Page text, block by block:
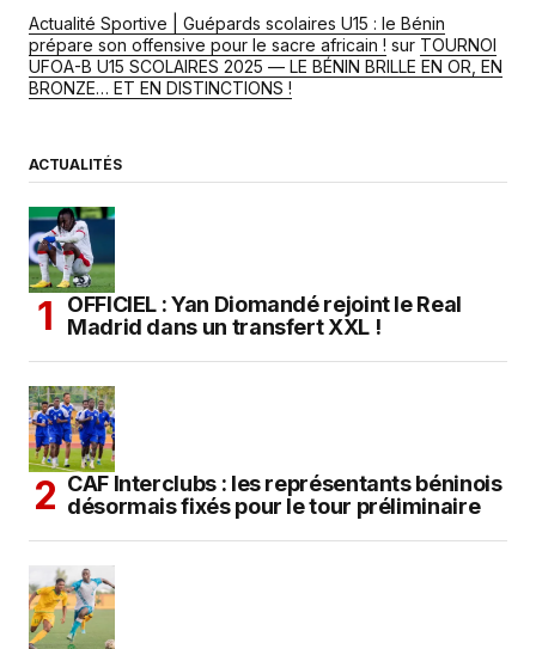
Actualité Sportive | Guépards scolaires U15 : le Bénin
prépare son offensive pour le sacre africain ! sur TOURNOI
UFOA-B U15 SCOLAIRES 2025 — LE BÉNIN BRILLE EN OR, EN
BRONZE… ET EN DISTINCTIONS !
ACTUALITÉS
OFFICIEL : Yan Diomandé rejoint le Real
Madrid dans un transfert XXL !
CAF Interclubs : les représentants béninois
désormais fixés pour le tour préliminaire